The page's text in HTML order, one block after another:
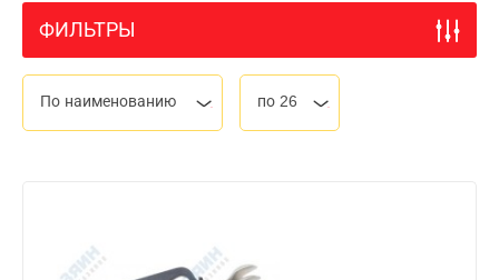
ФИЛЬТРЫ
По наименованию по 26